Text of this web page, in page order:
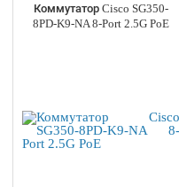
Коммутатор Cisco SG350-
8PD-K9-NA 8-Port 2.5G PoE